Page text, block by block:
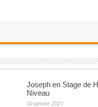
Joseph en Stage de
Niveau
10 janvier 2021